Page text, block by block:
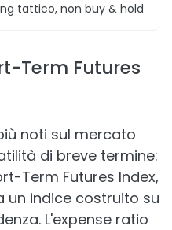
tattico, non buy & hold
Term Futures
noti sul mercato
di breve termine:
Term Futures Index,
un indice costruito su
L'expense ratio